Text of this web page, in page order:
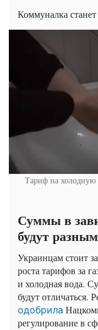
Коммуналка
Тариф на холодную
Суммы в
будут
Украинцам стоит
роста тарифов за
и холодная вода.
будут
одобрила
регулирование в